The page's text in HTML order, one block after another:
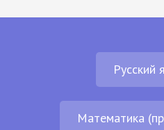
Русский
Математика